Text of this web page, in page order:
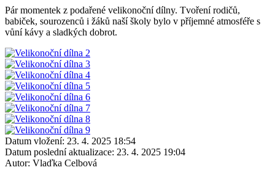
Pár momentek z podařené velikonoční dílny. Tvoření rodičů,
babiček, sourozenců i žáků naší školy bylo v příjemné atmosféře s
vůní kávy a sladkých dobrot.
Datum vložení: 23. 4. 2025 18:54
Datum poslední aktualizace: 23. 4. 2025 19:04
Autor: Vlaďka Celbová